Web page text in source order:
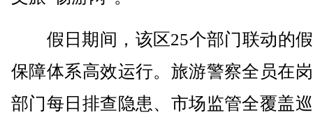
假日期间，该区25个部门联动的
保障体系高效运行。旅游警察全员在
部门每日排查隐患、市场监管全覆盖